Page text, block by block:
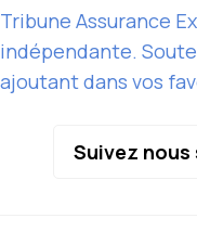
Tribune Assurance
indépendante.
ajoutant dans vos
Suivez nous